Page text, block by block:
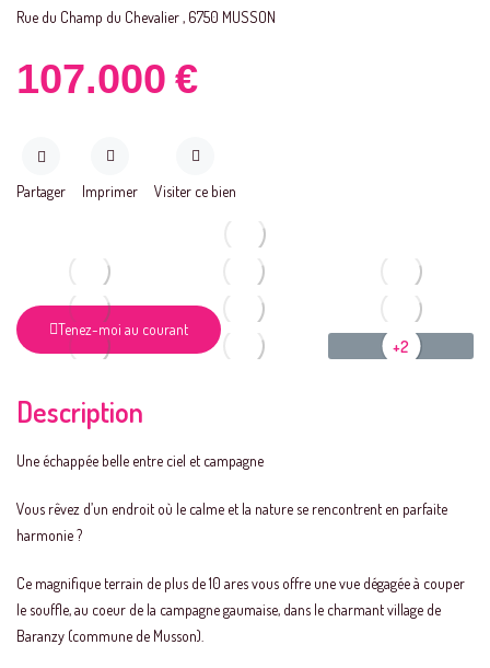
Tenez-moi au courant
Rue du Champ du Chevalier , 6750 MUSSON
107.000 €
Partager Imprimer Visiter ce bien
+2
Description
Une échappée belle entre ciel et campagne
Vous rêvez d’un endroit où le calme et la nature se rencontrent en parfaite
harmonie ?
Ce magnifique terrain de plus de 10 ares vous offre une vue dégagée à couper
le souffle, au coeur de la campagne gaumaise, dans le charmant village de
Baranzy (commune de Musson).